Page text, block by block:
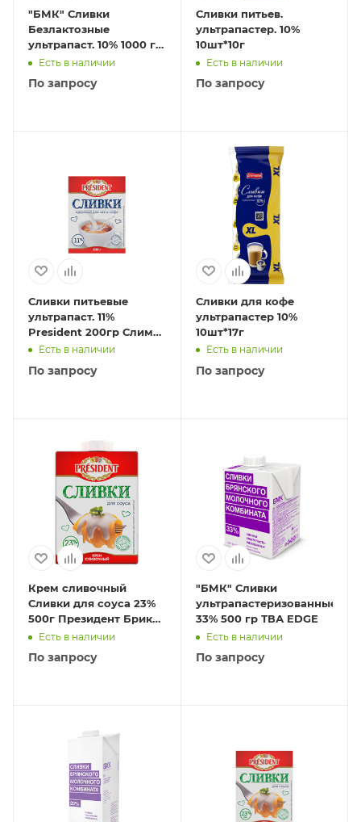
"БМК" Сливки
Безлактозные
ультрапаст. 10% 1000 гр
ТВА EDGE 1/12
Есть в наличии
По запросу
Сливки питьев.
ультрапастер. 10%
10шт*10г
Есть в наличии
По запросу
Сливки питьевые
ультрапаст. 11%
President 200гр Слим
Брик
Есть в наличии
По запросу
Сливки для кофе
ультрапастер 10%
10шт*17г
Есть в наличии
По запросу
Крем сливочный
Сливки для соуса 23%
500г Президент Брик
слим
Есть в наличии
По запросу
"БМК" Сливки
ультрапастеризованные
33% 500 гр ТВА EDGE
Есть в наличии
По запросу